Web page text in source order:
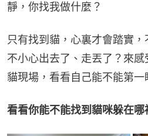
靜，你找我做什麼？
只有找到貓，心裏才會踏實
不小心出去了、走丟了？來
貓現場，看看自己能不能第一
看看你能不能找到貓咪躲在哪